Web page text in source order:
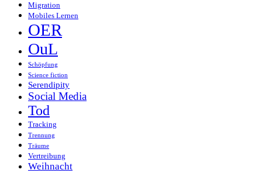
Migration
Mobiles Lernen
OER
OuL
Schöpfung
Science fiction
Serendipity
Social Media
Tod
Tracking
Trennung
Träume
Vertreibung
Weihnacht